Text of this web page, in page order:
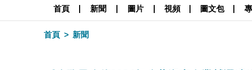
首頁 新聞 圖片 視頻 圖文包
首頁 新聞